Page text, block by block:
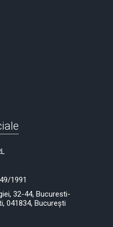
1991
32-44, Bucuresti-
041834, București